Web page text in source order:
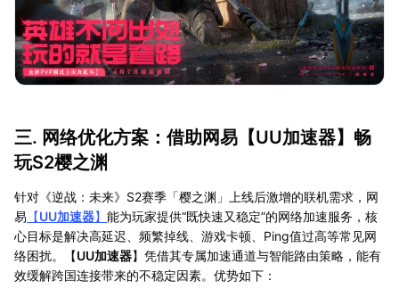
三. 网络优化方案：借助网易【UU加速器】畅
玩S2樱之渊
针对《逆战：未来》S2赛季「樱之渊」上线后激增的联机需求，网
易 【UU加速器】 能为玩家提供“既快速又稳定”的网络加速服务，核
心目标是解决高延迟、频繁掉线、游戏卡顿、Ping值过高等常见网
络困扰。【UU加速器】凭借其专属加速通道与智能路由策略，能有
效缓解跨国连接带来的不稳定因素。优势如下：